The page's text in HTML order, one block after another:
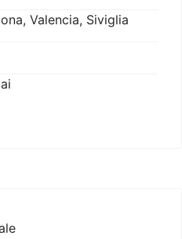
Valencia, Siviglia